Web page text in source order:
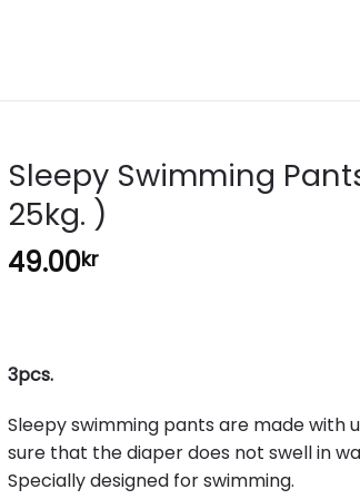
Sleepy Swimming
25kg. )
49.00kr
3pcs.
Sleepy swimming pants are made with
sure that the diaper does not swell in
Specially designed for swimming.